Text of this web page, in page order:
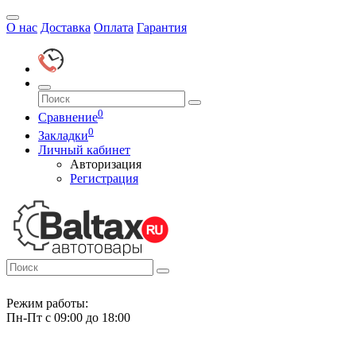
О нас Доставка Оплата Гарантия
Сравнение0
Закладки0
Личный кабинет
Авторизация
Регистрация
Режим работы:
Пн-Пт с 09:00 до 18:00